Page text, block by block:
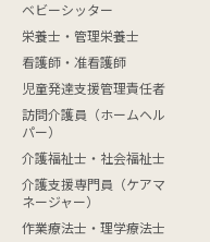
ベビーシッター
栄養士・管理栄養士
看護師・准看護師
児童発達支援管理責任者
訪問介護員（ホームヘル
パー）
介護福祉士・社会福祉士
介護支援専門員（ケアマ
ネージャー）
作業療法士・理学療法士